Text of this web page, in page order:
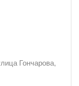
Гончарова,